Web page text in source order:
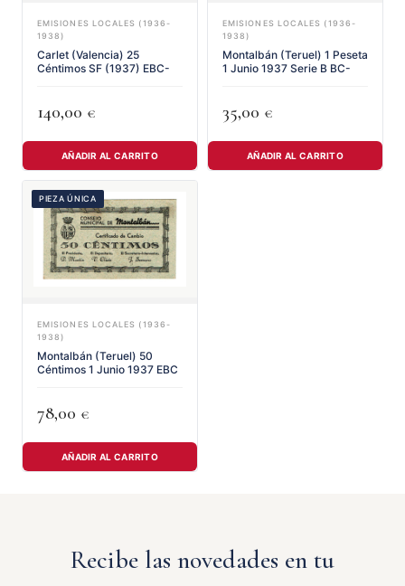
EMISIONES LOCALES (1936-
1938)
Carlet (Valencia) 25
Céntimos SF (1937) EBC-
140,00 €
AÑADIR AL CARRITO
EMISIONES LOCALES (1936-
1938)
Montalbán (Teruel) 1 Peseta
1 Junio 1937 Serie B BC-
35,00 €
AÑADIR AL CARRITO
PIEZA ÚNICA
EMISIONES LOCALES (1936-
1938)
Montalbán (Teruel) 50
Céntimos 1 Junio 1937 EBC
78,00 €
AÑADIR AL CARRITO
Recibe las novedades en tu